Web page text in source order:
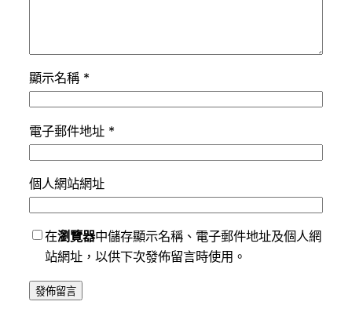
顯示名稱 *
電子郵件地址 *
個人網站網址
在瀏覽器中儲存顯示名稱、電子郵件地址及個人網
站網址，以供下次發佈留言時使用。